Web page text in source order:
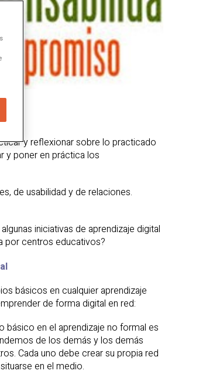
y reflexionar sobre lo practicado
y poner en práctica los
de usabilidad y de relaciones.
iniciativas de aprendizaje digital
por centros educativos?
básicos en cualquier aprendizaje
de forma digital en red:
básico en el aprendizaje no formal es
de los demás y los demás
Cada uno debe crear su propia red
en el medio.